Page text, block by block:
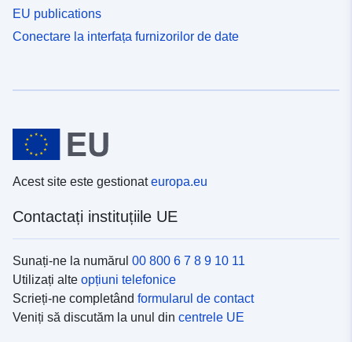
EU publications
Conectare la interfața furnizorilor de date
Acest site este gestionateuropa.eu
Contactați instituțiile UE
Sunați-ne la numărul 00 800 6 7 8 9 10 11
Utilizați alte opțiuni telefonice
Scrieți-ne completând formularul de contact
Veniți să discutăm la unul din centrele UE